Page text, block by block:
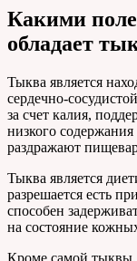
Какими
обладает
Тыква является
сердечно-
за счет калия,
низкого
раздражают
Тыква является
разрешается есть
способен
на состояние
Кроме самой тыквы,